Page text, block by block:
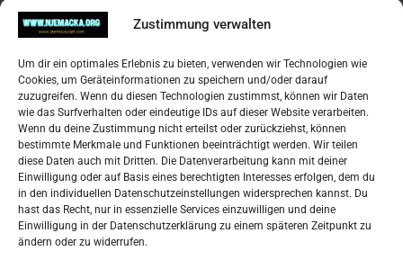
Zustimmung verwalten
Um dir ein optimales Erlebnis zu bieten, verwenden wir Technologien wie
Cookies, um Geräteinformationen zu speichern und/oder darauf
zuzugreifen. Wenn du diesen Technologien zustimmst, können wir Daten
wie das Surfverhalten oder eindeutige IDs auf dieser Website verarbeiten.
Wenn du deine Zustimmung nicht erteilst oder zurückziehst, können
bestimmte Merkmale und Funktionen beeinträchtigt werden. Wir teilen
diese Daten auch mit Dritten. Die Datenverarbeitung kann mit deiner
Einwilligung oder auf Basis eines berechtigten Interesses erfolgen, dem du
in den individuellen Datenschutzeinstellungen widersprechen kannst. Du
hast das Recht, nur in essenzielle Services einzuwilligen und deine
Einwilligung in der Datenschutzerklärung zu einem späteren Zeitpunkt zu
ändern oder zu widerrufen.
Impressum
Datenschutzerklärung
Widerufsbelehrung
Oglašavanje / Postavite svoj oglas
Tko je “Idemo u Svijet – Njemačka?
Pretražite stranicu:
S
e
a